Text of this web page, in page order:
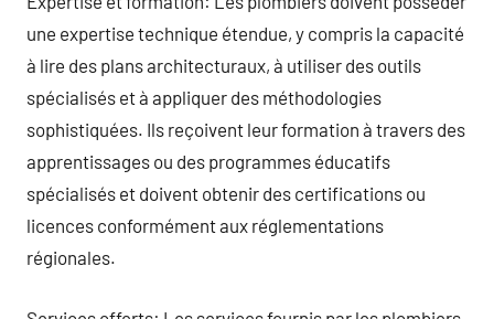
une expertise technique étendue, y compris la capacité
à lire des plans architecturaux, à utiliser des outils
spécialisés et à appliquer des méthodologies
sophistiquées. Ils reçoivent leur formation à travers des
apprentissages ou des programmes éducatifs
spécialisés et doivent obtenir des certifications ou
licences conformément aux réglementations
régionales.